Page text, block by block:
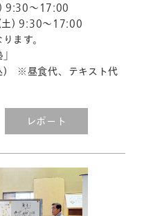
9:30～17:00
) 9:30～17:00
ます。
) ※昼食代、テキスト代
レポート